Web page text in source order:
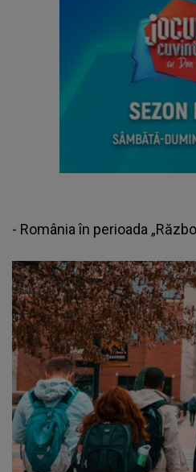
- România în perioada